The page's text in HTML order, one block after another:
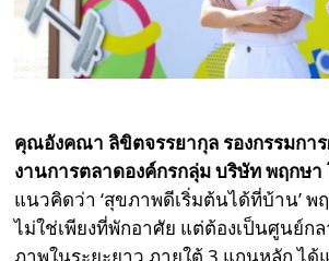
คุณอังคณา ลิขิตจรรยากุล รองกรรมกา
งานการตลาดองค์กรกลุ่ม บริษัท พฤกษา
แนวคิดว่า ‘สุขภาพดีเริ่มต้นได้ที่บ้าน’ พ
ไม่ใช่เพียงที่พักอาศัย แต่ต้องเป็นศูนย์กล
ภาพในระยะยาว ภายใต้ 3 แกนหลัก ได้